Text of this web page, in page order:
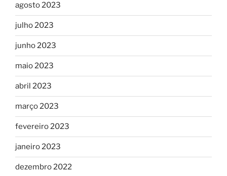
agosto 2023
julho 2023
junho 2023
maio 2023
abril 2023
março 2023
fevereiro 2023
janeiro 2023
dezembro 2022